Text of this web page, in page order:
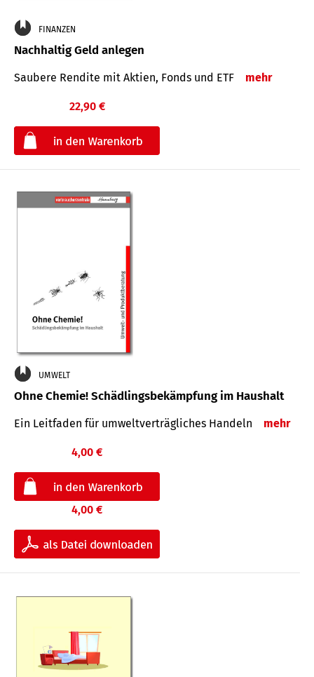
FINANZEN
Nachhaltig Geld anlegen
Saubere Rendite mit Aktien, Fonds und ETF mehr
22,90 €
UMWELT
Ohne Chemie! Schädlingsbekämpfung im Haushalt
Ein Leitfaden für um­welt­ver­träg­liches Han­deln mehr
4,00 €
4,00 €